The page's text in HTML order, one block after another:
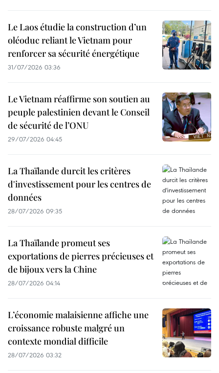
Le Laos étudie la construction d’un
oléoduc reliant le Vietnam pour
renforcer sa sécurité énergétique
31/07/2026 03:36
Le Vietnam réaffirme son soutien au
peuple palestinien devant le Conseil
de sécurité de l’ONU
29/07/2026 04:45
La Thaïlande durcit les critères
d'investissement pour les centres de
données
28/07/2026 09:35
La Thaïlande promeut ses
exportations de pierres précieuses et
de bijoux vers la Chine
28/07/2026 04:14
L’économie malaisienne affiche une
croissance robuste malgré un
contexte mondial difficile
28/07/2026 03:32